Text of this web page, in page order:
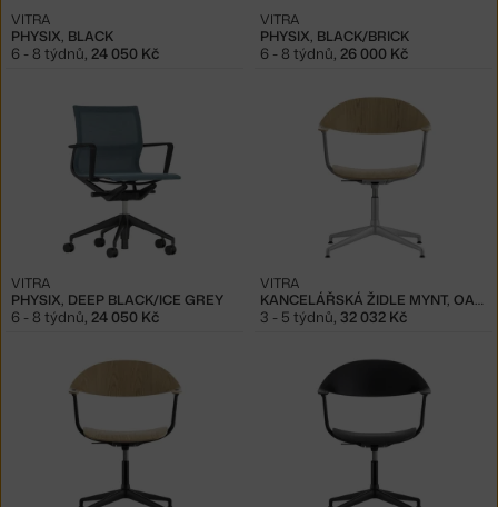
PHYSIX, BLACK
VITRA
6 - 8 týdnů, 24 050 Kč
PHYSIX, BLACK/BRICK
VITRA
6 - 8 týdnů, 26 000 Kč
PHYSIX, DEEP BLACK/ICE GREY
VITRA
6 - 8 týdnů, 24 050 Kč
KANCELÁŘSKÁ ŽIDLE MYNT, OAK/ALUMINIUM
VITRA
3 - 5 týdnů, 32 032 Kč